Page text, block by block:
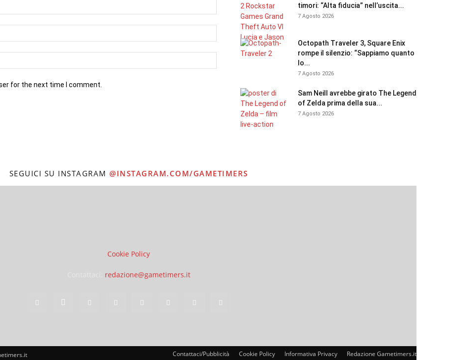
for the next time I comment.
timori: “Alta fiducia” nell’uscita...
7 Agosto 2026
Octopath Traveler 3, Square Enix
rompe il silenzio: “Sappiamo quanto
lo...
7 Agosto 2026
Sam Neill avrebbe girato The Legend
of Zelda prima della sua...
7 Agosto 2026
SEGUICI SU INSTAGRAM @INSTAGRAM.COM/GAMETIMERS
Cookie Policy
redazione@gametimers.it
Contattaci/Pubblicità Cookie Policy Informativa Privacy Redazione Gametimers.it